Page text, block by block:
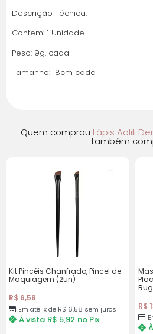
Descrição Técnica:
Contem: 1 Unidade
Peso: 9g. cada
Tamanho: 18cm cada
Quem comprou Lápis Aolili
também
Kit Pincéis Chanfrado, Pincel de
Maquiagem (2un)
R$ 6,58
Em até 1x de R$ 6,58 sem juros
À vista R$ 5,92 no Pix
R$